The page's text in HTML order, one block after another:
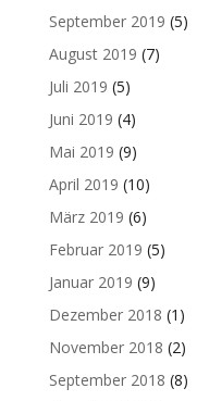
September 2019 (5)
August 2019 (7)
Juli 2019 (5)
Juni 2019 (4)
Mai 2019 (9)
April 2019 (10)
März 2019 (6)
Februar 2019 (5)
Januar 2019 (9)
Dezember 2018 (1)
November 2018 (2)
September 2018 (8)